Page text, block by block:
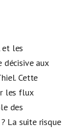
et les
décisive aux
Cette
les flux
des
La suite risque